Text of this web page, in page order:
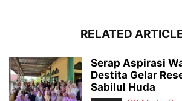
RELATED
Serap Aspirasi
Destita Gelar
Sabilul Huda